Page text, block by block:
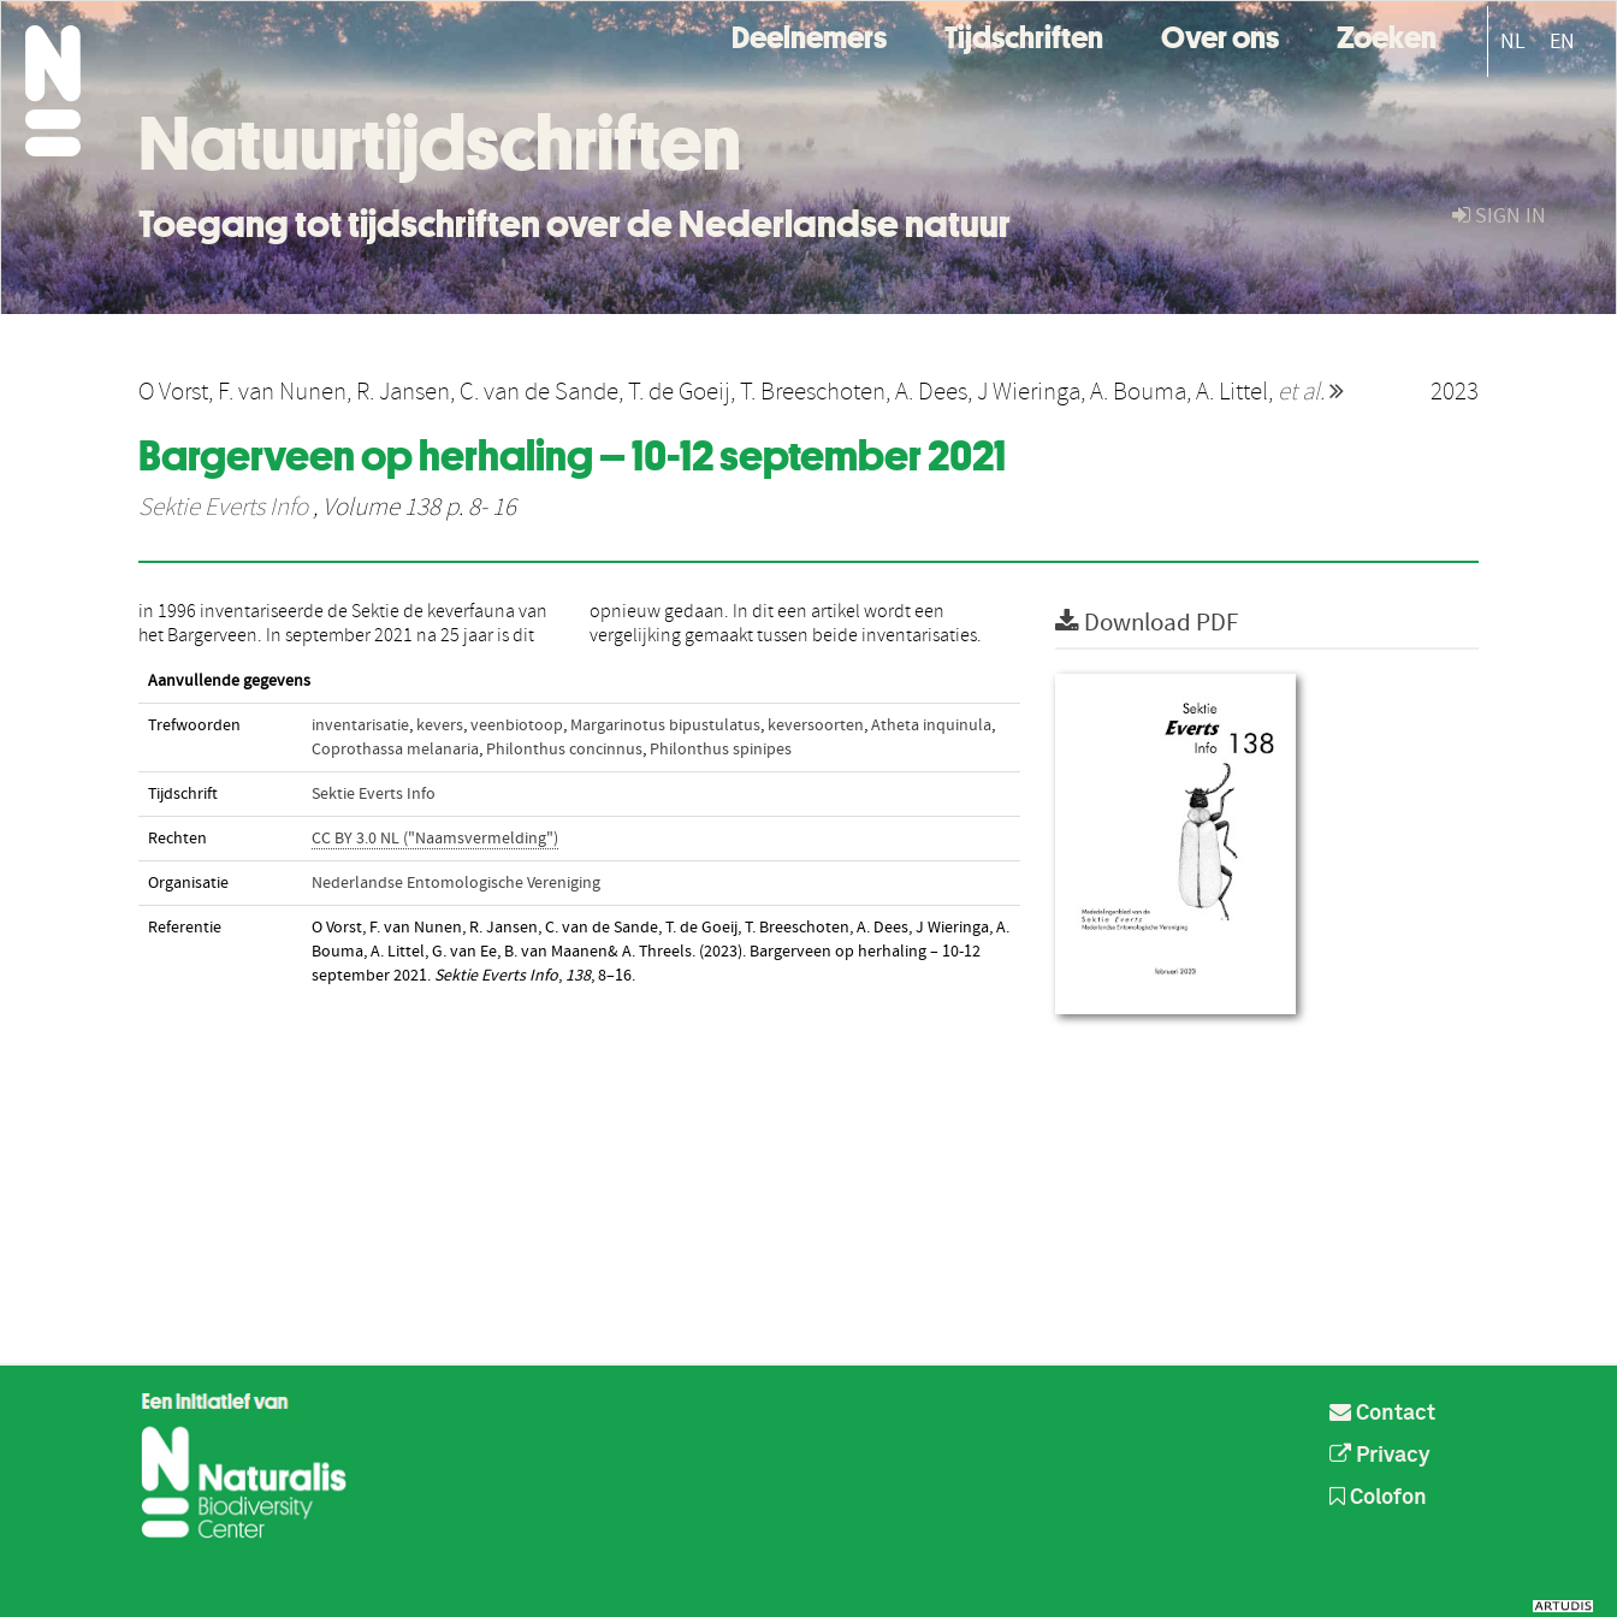
Deelnemers Tijdschriften Over ons Zoeken NL EN
SIGN IN
Natuurtijdschriften
Toegang tot tijdschriften over de Nederlandse natuur
O Vorst, F. van Nunen, R. Jansen, C. van de Sande,T. de Goeij,T. Breeschoten,A. Dees, J Wieringa,A. Bouma,A. Littel, et al. 2023
Bargerveen op herhaling – 10-12 september 2021
Sektie Everts Info, Volume 138 p. 8- 16
in 1996 inventariseerde de Sektie de keverfauna van
het Bargerveen. In september 2021 na 25 jaar is dit
opnieuw gedaan. In dit een artikel wordt een
vergelijking gemaakt tussen beide inventarisaties.
Aanvullende gegevens
Trefwoorden inventarisatie, kevers,veenbiotoop, Margarinotus bipustulatus, keversoorten,Atheta inquinula,
Coprothassa melanaria, Philonthus concinnus, Philonthus spinipes
Tijdschrift Sektie Everts Info
Rechten CC BY 3.0 NL ("Naamsvermelding")
Organisatie Nederlandse Entomologische Vereniging
Referentie
O Vorst, F. van Nunen, R. Jansen, C. van de Sande, T. de Goeij, T. Breeschoten, A. Dees, J Wieringa, A.
Bouma, A. Littel, G. van Ee, B. van Maanen& A. Threels. (2023). Bargerveen op herhaling – 10-12
september 2021. Sektie Everts Info, 138, 8–16.
Download PDF
Contact
Privacy
Colofon